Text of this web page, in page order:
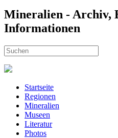
Mineralien - Archiv,
Informationen
Startseite
Regionen
Mineralien
Museen
Literatur
Photos